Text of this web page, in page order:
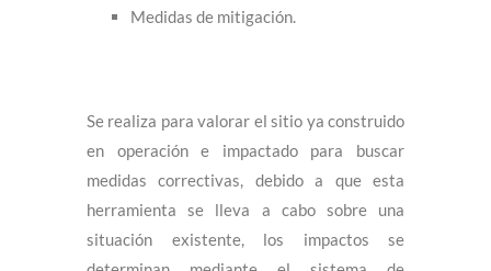
Medidas de mitigación.
Se realiza para valorar el sitio ya construido
en operación e impactado para buscar
medidas correctivas, debido a que esta
herramienta se lleva a cabo sobre una
situación existente, los impactos se